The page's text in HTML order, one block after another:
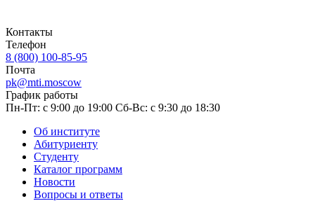
Контакты
Телефон
8 (800) 100-85-95
Почта
pk@mti.moscow
График работы
Пн-Пт: с 9:00 до 19:00 Сб-Вс: с 9:30 до 18:30
Об институте
Абитуриенту
Студенту
Каталог программ
Новости
Вопросы и ответы